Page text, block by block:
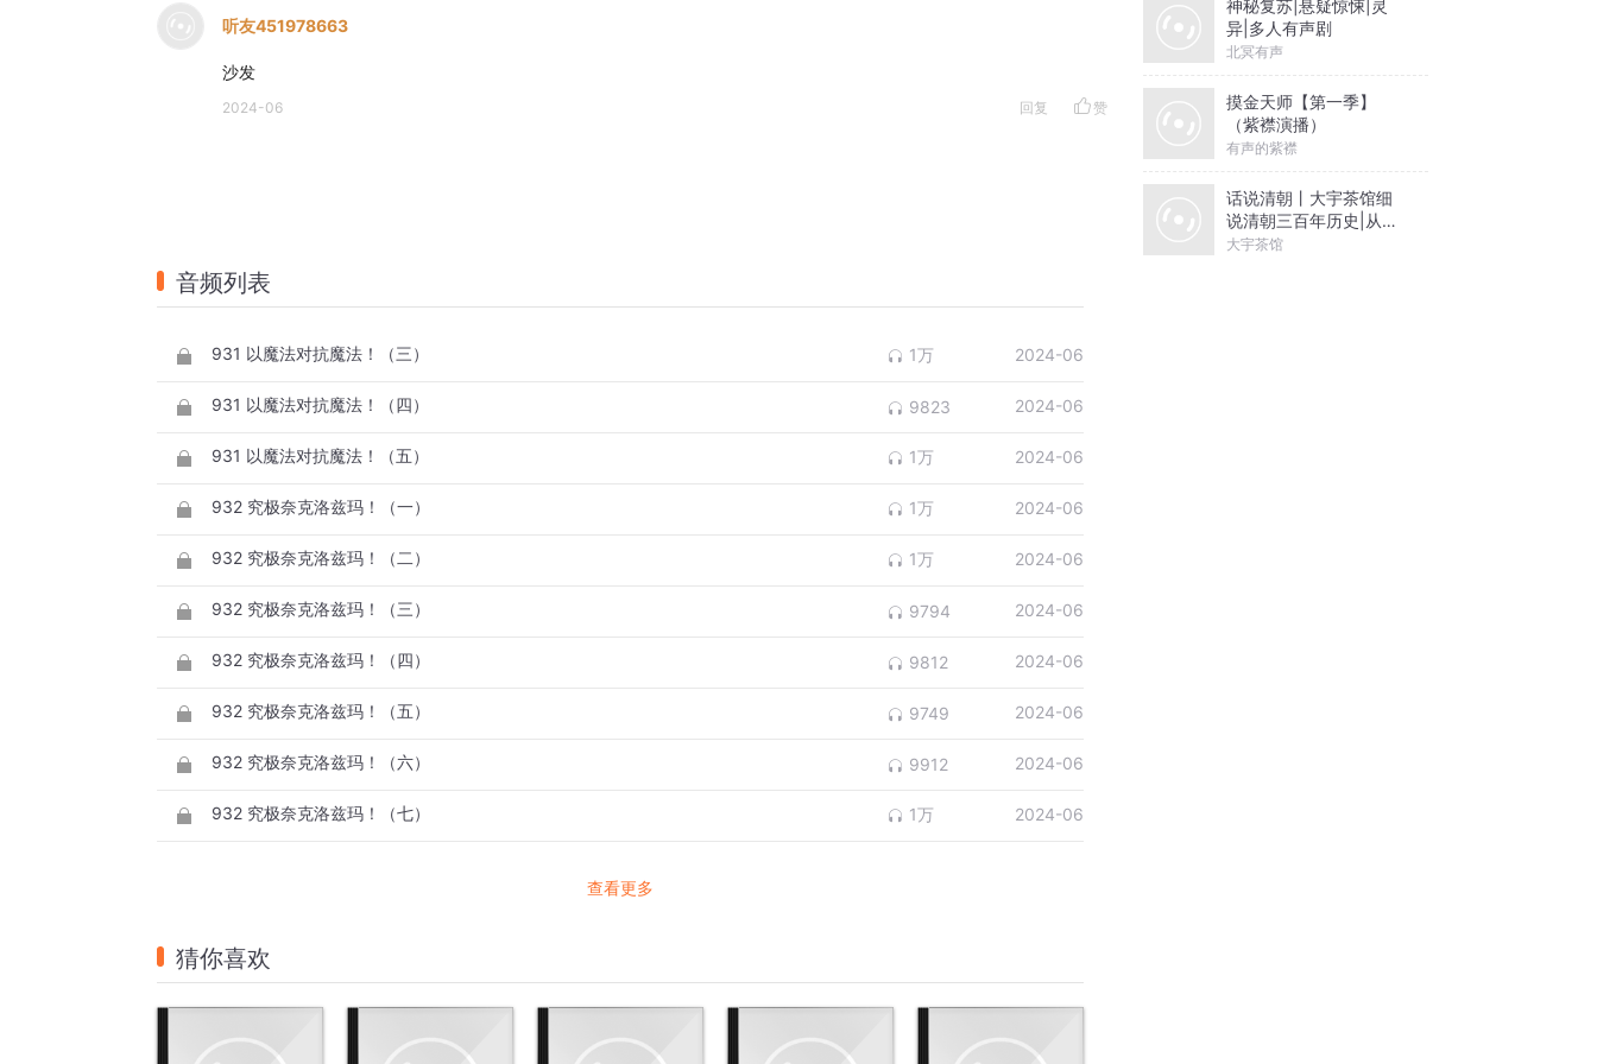
听友451978663
沙发
2024-06 回复 赞
音频列表
931 以魔法对抗魔法！（三） 1万 2024-06
931 以魔法对抗魔法！（四） 9823 2024-06
931 以魔法对抗魔法！（五） 1万 2024-06
932 究极奈克洛兹玛！（一） 1万 2024-06
932 究极奈克洛兹玛！（二） 1万 2024-06
932 究极奈克洛兹玛！（三） 9794 2024-06
932 究极奈克洛兹玛！（四） 9812 2024-06
932 究极奈克洛兹玛！（五） 9749 2024-06
932 究极奈克洛兹玛！（六） 9912 2024-06
932 究极奈克洛兹玛！（七） 1万 2024-06
查看更多
猜你喜欢
神秘复苏|悬疑惊悚|灵
异|多人有声剧
北冥有声
摸金天师【第一季】
（紫襟演播）
有声的紫襟
话说清朝丨大宇茶馆细
说清朝三百年历史|从努
尔哈赤到末代皇帝溥仪|
大宇茶馆